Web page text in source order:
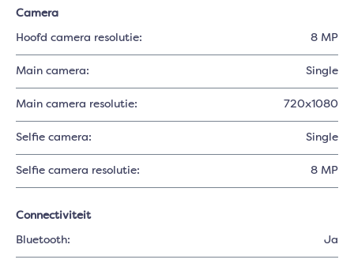
Camera
Hoofd camera resolutie: 8 MP
Main camera: Single
Main camera resolutie: 720x1080
Selfie camera: Single
Selfie camera resolutie: 8 MP
Connectiviteit
Bluetooth: Ja